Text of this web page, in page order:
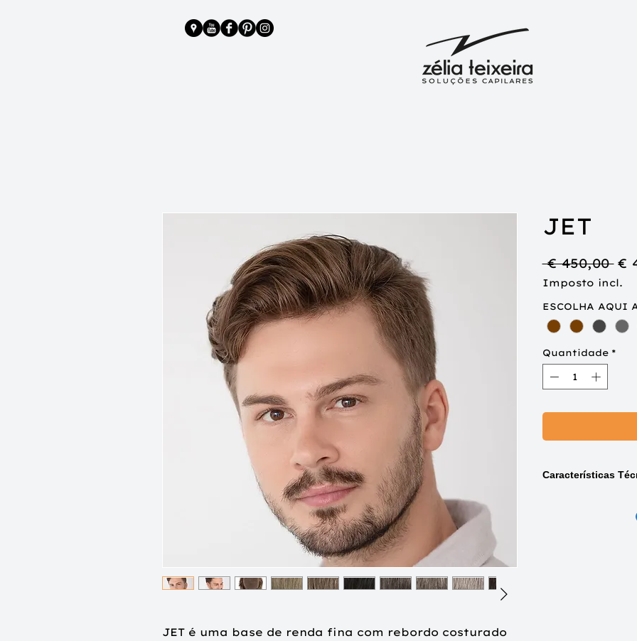
JET é uma base de renda fina com rebordo costurado
JET
€ 450,00 €
Imposto incl.
ESCOLHA AQUI
Quantidade *
Características
Rooted: cores de